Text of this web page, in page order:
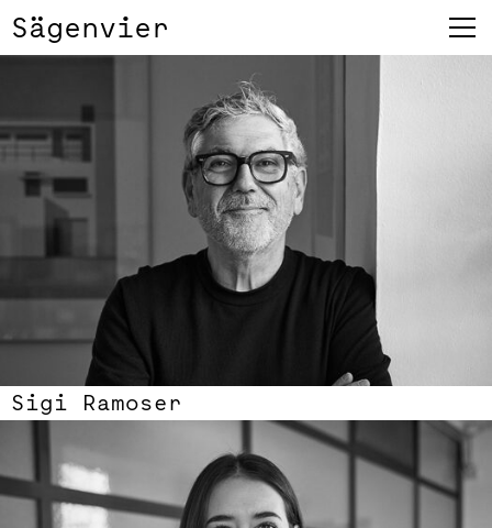
Sägenvier
Sigi Ramoser